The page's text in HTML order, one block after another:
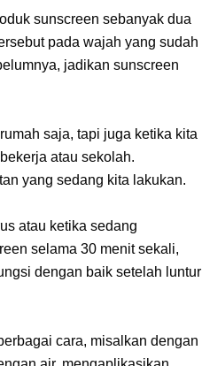
sunscreen sebanyak dua
pada wajah yang sudah
jadikan sunscreen
saja, tapi juga ketika kita
atau sekolah.
yang sedang kita lakukan.
atau ketika sedang
selama 30 menit sekali,
dengan baik setelah luntur
cara, misalkan dengan